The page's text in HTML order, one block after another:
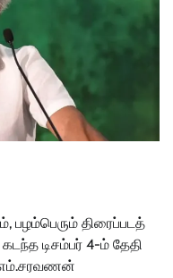
பழம்பெரும் திரைப்படத்
டிசம்பர் 4-ம் தேதி